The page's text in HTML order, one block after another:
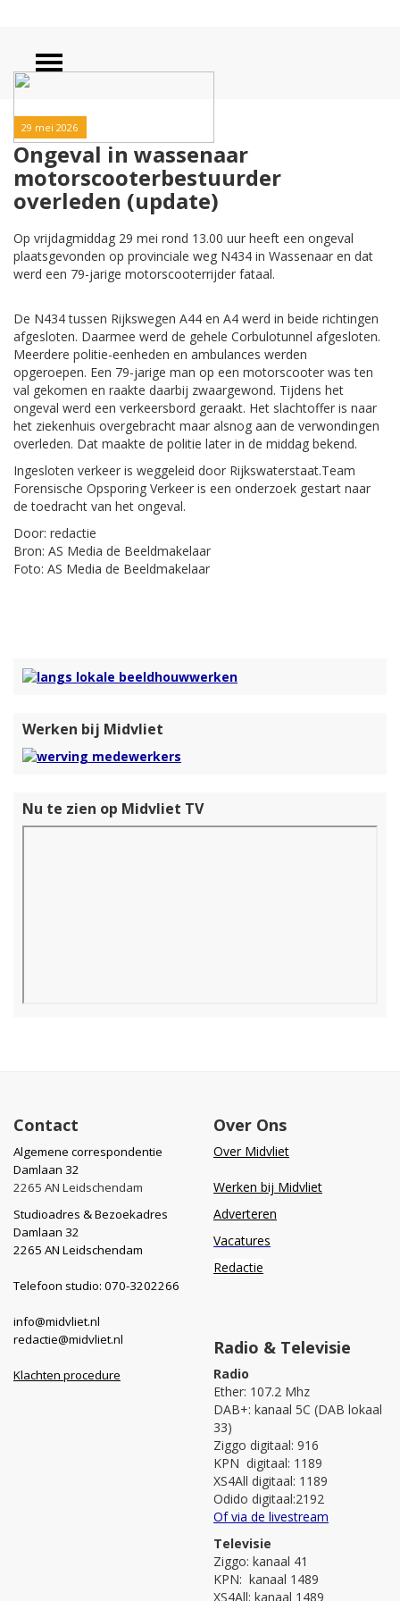
29 mei 2026
Ongeval in wassenaar
motorscooterbestuurder
overleden (update)
Op vrijdagmiddag 29 mei rond 13.00 uur heeft een ongeval
plaatsgevonden op provinciale weg N434 in Wassenaar en dat
werd een 79-jarige motorscooterrijder fataal.
De N434 tussen Rijkswegen A44 en A4 werd in beide richtingen
afgesloten. Daarmee werd de gehele Corbulotunnel afgesloten.
Meerdere politie-eenheden en ambulances werden
opgeroepen. Een 79-jarige man op een motorscooter was ten
val gekomen en raakte daarbij zwaargewond. Tijdens het
ongeval werd een verkeersbord geraakt. Het slachtoffer is naar
het ziekenhuis overgebracht maar alsnog aan de verwondingen
overleden. Dat maakte de politie later in de middag bekend.
Ingesloten verkeer is weggeleid door Rijkswaterstaat.Team
Forensische Opsporing Verkeer is een onderzoek gestart naar
de toedracht van het ongeval.
Door: redactie
Bron: AS Media de Beeldmakelaar
Foto: AS Media de Beeldmakelaar
Werken bij Midvliet
Nu te zien op Midvliet TV
Contact
Algemene correspondentie
Damlaan 32
2265 AN Leidschendam
Studioadres & Bezoekadres
Damlaan 32
2265 AN Leidschendam
Telefoon studio: 070-3202266
info@midvliet.nl
redactie@midvliet.nl
Klachten procedure
Over Ons
Over Midvliet
Werken bij Midvliet
Adverteren
Vacatures
Redactie
Radio & Televisie
Radio
Ether: 107.2 Mhz
DAB+: kanaal 5C (DAB lokaal
33)
Ziggo digitaal: 916
KPN digitaal: 1189
XS4All digitaal: 1189
Odido digitaal:2192
Of via de livestream
Televisie
Ziggo: kanaal 41
KPN: kanaal 1489
XS4All: kanaal 1489